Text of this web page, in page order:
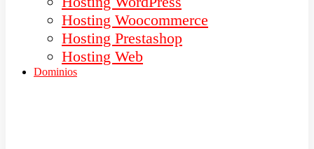
Hosting Woocommerce
Hosting Prestashop
Hosting Web
Dominios